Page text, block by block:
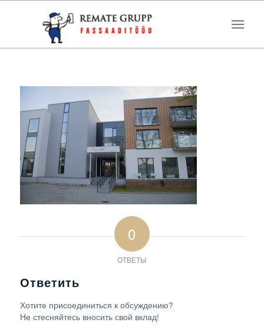
0
ОТВЕТЫ
Ответить
Хотите присоединиться к обсуждению?
Не стесняйтесь вносить свой вклад!